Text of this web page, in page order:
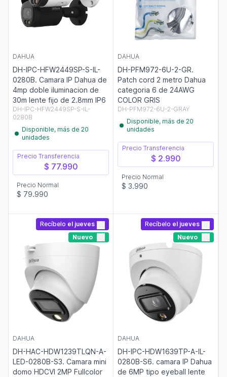
DAHUA
DH-IPC-HFW2449SP-S-IL-
0280B. Camara IP Dahua de
4mp doble iluminacion de
30m lente fijo de 2.8mm IP6
DH-IPC-HFW2449SP-S-IL-
0280B
Disponible, más de 20
unidades
Precio Transferencia
$ 77.990
Precio Normal
$ 79.990
DAHUA
DH-PFM972-6U-2-GR.
Patch cord 2 metro Dahua
categoria 6 de 24AWG
COLOR GRIS
DH-PFM972-6U-2-GRAY
Disponible, más de 20
unidades
Precio Transferencia
$ 2.990
Precio Normal
$ 3.990
Recíbelo el jueves
Nuevo
DAHUA
DH-HAC-HDW1239TLQN-A-
LED-0280B-S3. Camara mini
domo HDCVI 2MP Fullcolor
Recíbelo el jueves
Nuevo
DAHUA
DH-IPC-HDW1639TP-A-IL-
0280B-S6. camara IP Dahua
de 6MP tipo eyeball lente